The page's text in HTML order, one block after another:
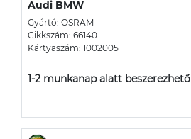
Audi BMW
Gyártó: OSRAM
Cikkszám: 66140
Kártyaszám: 1002005
1-2 munkanap alatt beszerezhető